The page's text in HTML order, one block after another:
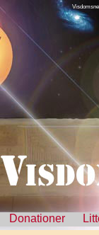
Donationer